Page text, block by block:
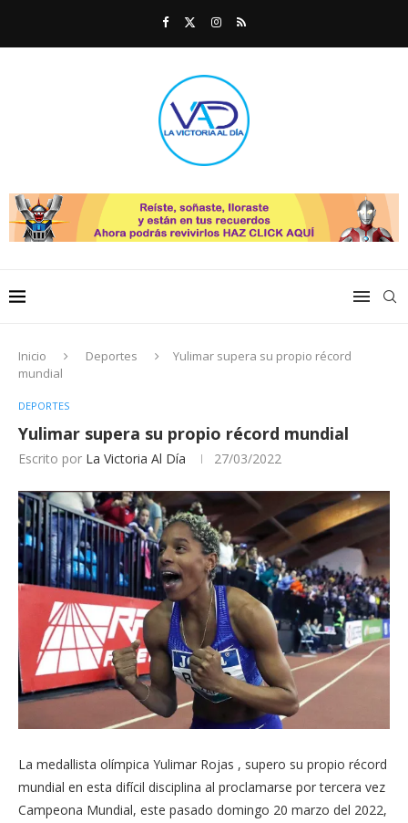
Inicio Deportes
Yulimar supera su propio récord
mundial
DEPORTES
Yulimar supera su propio récord mundial
Escrito por La Victoria Al Día 27/03/2022
La medallista olímpica Yulimar Rojas , supero su propio récord
mundial en esta difícil disciplina al proclamarse por tercera vez
Campeona Mundial, este pasado domingo 20 marzo del 2022,